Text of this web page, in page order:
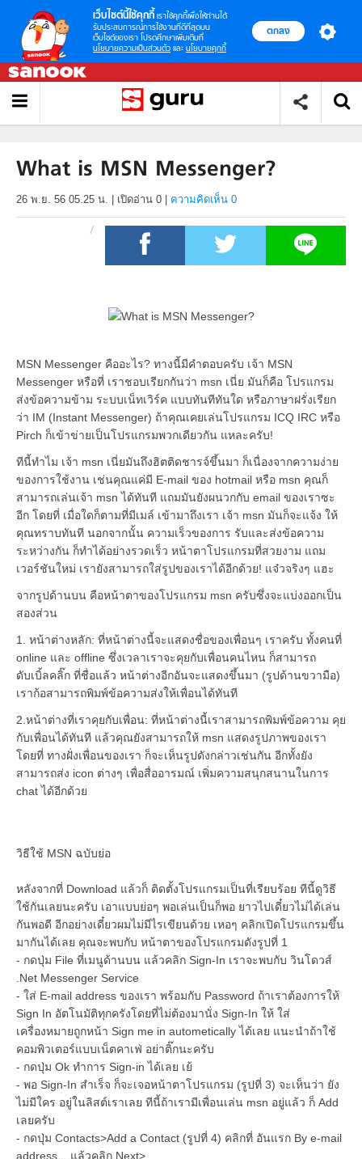
เว็บไซต์นี้ใช้คุกกี้ เราใช้คุกกี้เพื่อให้ท่านได้
รับประสบการณ์การใช้งานที่ดีที่สุดบน
เว็บไซต์ของเรา โปรดศึกษาเพิ่มเติมที่
นโยบายความเป็นส่วนตัว และ นโยบายคุกกี้
ตกลง
What is MSN Messenger?
26 พ.ย. 56 05.25 น. เปิดอ่าน 0 ความคิดเห็น 0
MSN Messenger คืออะไร? ทางนี้มีคำตอบครับ เจ้า MSN
Messenger หรือที่ เราชอบเรียกกันว่า msn เนี่ย มันก็คือ โปรแกรม
ส่งข้อความข้าม ระบบเน็ทเวิร์ค แบบทันทีทันใด หรือภาษาฝรั่งเรียก
ว่า IM (Instant Messenger) ถ้าคุณเคยเล่นโปรแกรม ICQ IRC หรือ
Pirch ก็เข้าข่ายเป็นโปรแกรมพวกเดียวกัน แหละครับ!
ทีนี้ทำไม เจ้า msn เนี่ยมันถึงฮิตติดชารจ์ขึ้นมา ก็เนื่องจากความง่าย
ของการใช้งาน เช่นคุณแค่มี E-mail ของ hotmail หรือ msn คุณก็
สามารถเล่นเจ้า msn ได้ทันที แถมมันยังผนวกกับ email ของเราซะ
อีก โดยที่ เมื่อใดก็ตามที่มีเมล์ เข้ามาถึงเรา เจ้า msn มันก็จะแจ้ง ให้
คุณทราบทันที นอกจากนั้น ความเร็วของการ รับและส่งข้อความ
ระหว่างกัน ก็ทำได้อย่างรวดเร็ว หน้าตาโปรแกรมที่สวยงาม แถม
เวอร์ชันใหม่ เรายังสามารถใส่รูปของเราได้อีกด้วย! แจ๋วจริงๆ แฮะ
จากรูปด้านบน คือหน้าตาของโปรแกรม msn ครับซึ่งจะแบ่งออกเป็น
สองส่วน
1. หน้าต่างหลัก: ที่หน้าต่างนี้จะแสดงชื่อของเพื่อนๆ เราครับ ทั้งคนที่
online และ offline ซึ่งเวลาเราจะคุยกับเพื่อนคนไหน ก็สามารถ
ดับเบิ้ลคลิ๊ก ที่ชื่อแล้ว หน้าต่างอีกอันจะแสดงขึ้นมา (รูปด้านขวามือ)
เราก้อสามารถพิมพ์ข้อความส่งให้เพื่อนได้ทันที
2.หน้าต่างที่เราคุยกับเพื่อน: ที่หน้าต่างนี้เราสามารถพิมพ์ข้อความ คุย
กับเพื่อนได้ทันที แล้วคุณยังสามารถให้ msn แสดงรูปภาพของเรา
โดยที่ ทางฝั่งเพื่อนของเรา ก็จะเห็นรูปดังกล่าวเช่นกัน อีกทั้งยัง
สามารถส่ง icon ต่างๆ เพื่อสื่ออารมณ์ เพิ่มความสนุกสนานในการ
chat ได้อีกด้วย
วิธีใช้ MSN ฉบับย่อ
หลังจากที่ Download แล้วก็ ติดตั้งโปรแกรมเป็นที่เรียบร้อย ทีนี้ดูวิธี
ใช้กันเลยนะครับ เอาแบบย่อๆ พอเล่นเป็นก็พอ ยาวไปเดี๋ยวไม่ได้เล่น
กันพอดี อีกอย่างเดี๋ยวผมไม่มีไรเขียนด้วย เหอๆ คลิกเปิดโปรแกรมขึ้น
มากันได้เลย คุณจะพบกับ หน้าตาของโปรแกรมดังรูปที่ 1
- กดปุ่ม File ที่เมนูด้านบน แล้วคลิก Sign-In เราจะพบกับ วินโดวส์
.Net Messenger Service
- ใส่ E-mail address ของเรา พร้อมกับ Password ถ้าเราต้องการให้
Sign In อัตโนมัติทุกครังโดยที่ไม่ต้องมานั่ง Sign-In ให้ ใส่
เครื่องหมายถูกหน้า Sign me in autometically ได้เลย แนะนำถ้าใช้
คอมพิวเตอร์แบบเน็ตคาเฟ่ อย่าติ๊กนะครับ
- กดปุ่ม Ok ทำการ Sign-in ได้เลย เย้
- พอ Sign-In สำเร็จ ก็จะเจอหน้าตาโปรแกรม (รูปที่ 3) จะเห็นว่า ยัง
ไม่มีใคร อยู่ในลิสต์เราเลย ทีนี้ถ้าเรามีเพื่อนเล่น msn อยู่แล้ว ก็ Add
เลยครับ
- กดปุ่ม Contacts>Add a Contact (รูปที่ 4) คลิกที่ อันแรก By e-mail
address... แล้วคลิก Next>